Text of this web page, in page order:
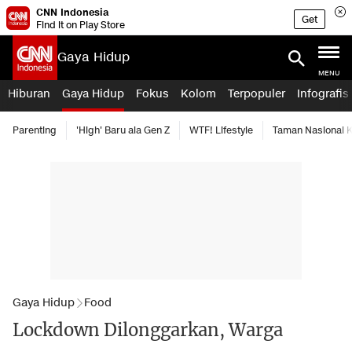
CNN Indonesia
Find it on Play Store
Get
Gaya Hidup
MENU
Hiburan Gaya Hidup Fokus Kolom Terpopuler Infografis
Parenting 'High' Baru ala Gen Z WTF! Lifestyle Taman Nasional
Gaya Hidup Food
Lockdown Dilonggarkan, Warga